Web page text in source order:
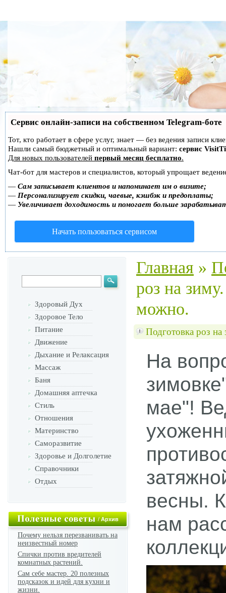
Сервис онлайн-записи на собственном Telegram-боте
Тот, кто работает в сфере услуг, знает — без ведения записи
Нашли самый бюджетный и оптимальный вариант: сервис
Для новых пользователей первый месяц бесплатно.
Чат-бот для мастеров и специалистов, который упрощает
— Сам записывает клиентов и напоминает им о визите;
— Персонализирует скидки, чаевые, кэшбэк и предоплаты;
— Увеличивает доходимость и помогает больше
Начать пользоваться сервисом
Здоровый Дух
Здоровое Тело
Питание
Движение
Дыхание и Релаксация
Массаж
Баня
Домашняя аптечка
Стиль
Отношения
Материнство
Саморазвитие
Здоровье и Долголетие
Справочники
Отдых
/Архив
Почему нельзя перезванивать на
неизвестный номер
Спички против вредителей
комнатных растений.
Сам себе мастер. 20 полезных
подсказок и идей для кухни и
жизни.
Главная »
роз на
можно.
Подготовка роз
На
мае"!
весны.
нам